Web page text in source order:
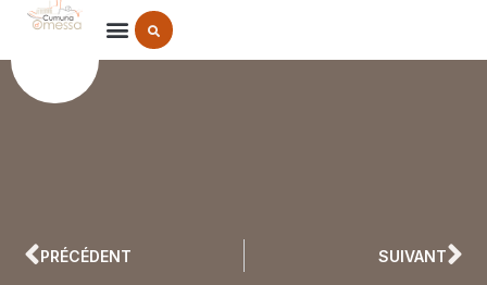
PRÉCÉDENT SUIVANT